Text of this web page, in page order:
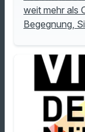
weit mehr als
Begegnung,